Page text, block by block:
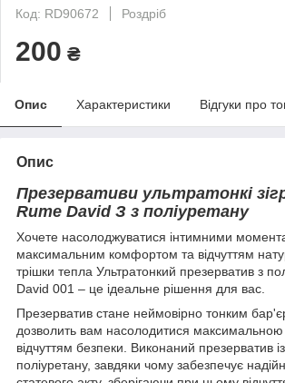
Код: RD90672
Роздріб
200 ₴
Опис Характеристики Відгуки про
Опис
Презервативи ультратонкі
Rume David З з поліуретану
Хочете насолоджуватися інтимними
максимальним комфортом та відчуттям
трішки тепла Ультратонкий презерватив з
David 001 – це ідеальне рішення для вас.
Презерватив стане неймовірно тонким
дозволить вам насолодитися максимальною
відчуттям безпеки. Виконаний презерватив
поліуретану, завдяки чому забезпечує